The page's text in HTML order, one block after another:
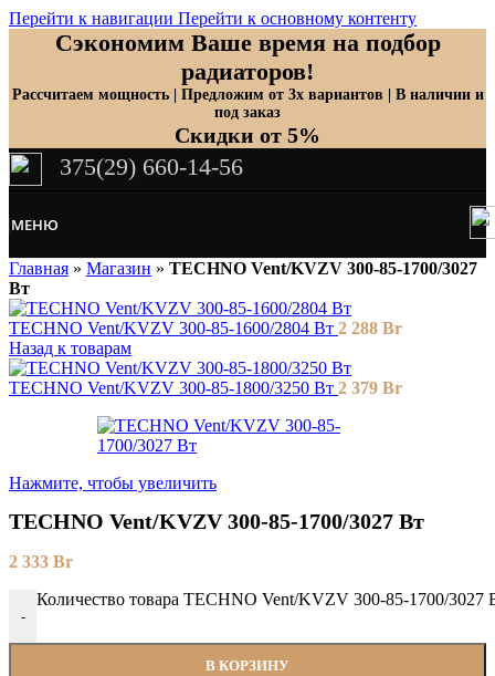
Перейти к навигации Перейти к основному контенту
Сэкономим Ваше время на подбор
радиаторов!
Рассчитаем мощность | Предложим от 3х вариантов | В наличии и
под заказ
Скидки от 5%
375(29) 660-14-56
МЕНЮ
Главная » Магазин » TECHNO Vent/KVZV 300-85-1700/3027
Вт
TECHNO Vent/KVZV 300-85-1600/2804 Вт 2 288 Br
Назад к товарам
TECHNO Vent/KVZV 300-85-1800/3250 Вт 2 379 Br
Нажмите, чтобы увеличить
TECHNO Vent/KVZV 300-85-1700/3027 Вт
2 333 Br
-
Количество товара TECHNO Vent/KVZV 300-85-1700/3027
В КОРЗИНУ